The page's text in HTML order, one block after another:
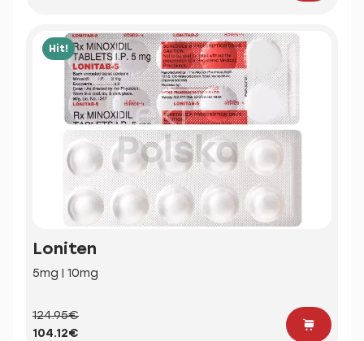
Hit!
Loniten
5mg | 10mg
124.95€
104.12€